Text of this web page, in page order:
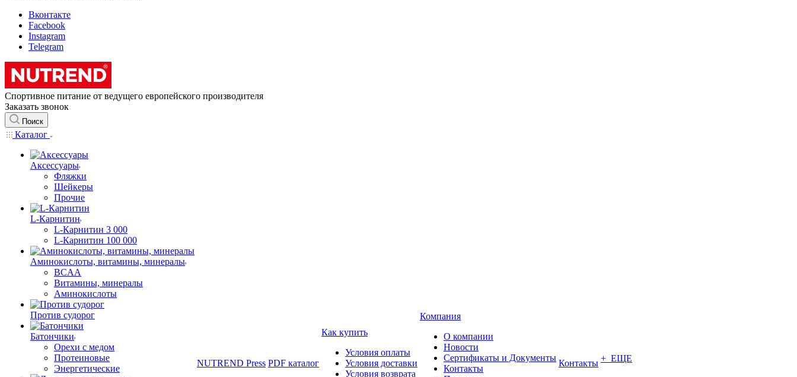
Вконтакте
Facebook
Instagram
Telegram
Спортивное питание от ведущего европейского производителя
Заказать звонок
Поиск
Каталог
Аксессуары
Фляжки
Шейкеры
Прочие
L-Карнитин
L-Карнитин 3 000
L-Карнитин 100 000
Аминокислоты, витамины, минералы
BCAA
Витамины, минералы
Аминокислоты
Против судорог
Батончики
Орехи с медом
Протеиновые
Энергетические
NUTREND Press PDF каталог
Как купить
Условия оплаты
Условия доставки
Условия возврата
Компания
О компании
Новости
Сертификаты и Документы
Контакты
Контакты + ЕЩЕ